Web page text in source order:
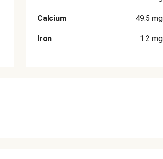
Calcium 49.5 mg
Iron 1.2 mg